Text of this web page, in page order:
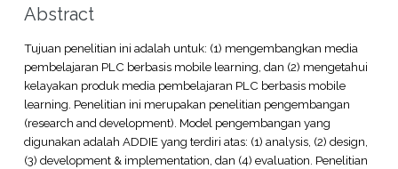
Abstract
Tujuan penelitian ini adalah untuk: (1) mengembangkan media
pembelajaran PLC berbasis mobile learning, dan (2) mengetahui
kelayakan produk media pembelajaran PLC berbasis mobile
learning. Penelitian ini merupakan penelitian pengembangan
(research and development). Model pengembangan yang
digunakan adalah ADDIE yang terdiri atas: (1) analysis, (2) design,
(3) development & implementation, dan (4) evaluation. Penelitian